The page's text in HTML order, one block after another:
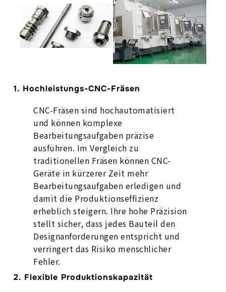
1. Hochleistungs-CNC-Fräsen
CNC-Fräsen sind hochautomatisiert
und können komplexe
Bearbeitungsaufgaben präzise
ausführen. Im Vergleich zu
traditionellen Fräsen können CNC-
Geräte in kürzerer Zeit mehr
Bearbeitungsaufgaben erledigen und
damit die Produktionseffizienz
erheblich steigern. Ihre hohe Präzision
stellt sicher, dass jedes Bauteil den
Designanforderungen entspricht und
verringert das Risiko menschlicher
Fehler.
2. Flexible Produktionskapazität